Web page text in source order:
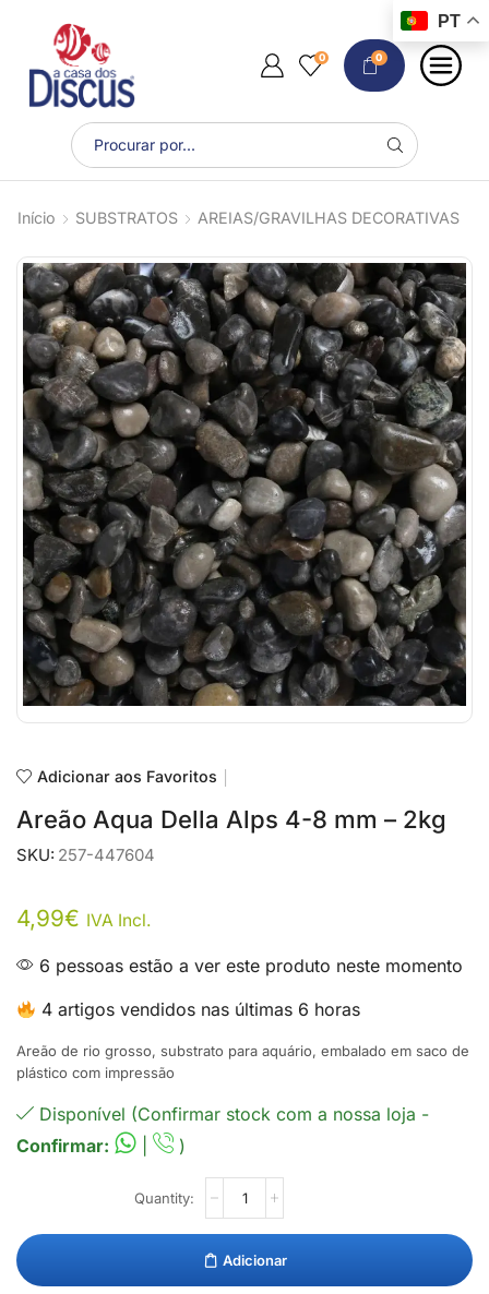
0 0
Início SUBSTRATOS AREIAS/GRAVILHAS DECORATIVAS
Adicionar aos Favoritos
Areão Aqua Della Alps 4-8 mm – 2kg
SKU: 257-447604
4,99€ IVA Incl.
6 pessoas estão a ver este produto neste momento
4 artigos vendidos nas últimas 6 horas
Areão de rio grosso, substrato para aquário, embalado em saco de
plástico com impressão
Disponível (Confirmar stock com a nossa loja -
Confirmar:
)
Adicionar
PT